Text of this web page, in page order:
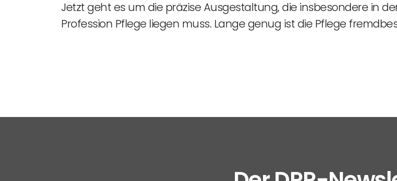
Jetzt geht es um die präzise Ausgestaltung, die insbesondere in
Profession Pflege liegen muss. Lange genug ist die Pflege